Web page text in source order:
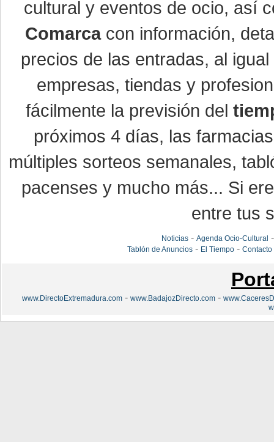
cultural y eventos de ocio, así
Comarcacon información,
precios de las entradas, al
empresas, tiendas y
fácilmente la previsión del
próximos 4 días, las
múltiples sorteos semanales,
pacenses y mucho más... Si
entre tus
Noticias- Agenda Ocio-Cultural
Tablón de Anuncios- El Tiempo- Contacto
www.DirectoExtremadura.com - www.BadajozDirecto.com -